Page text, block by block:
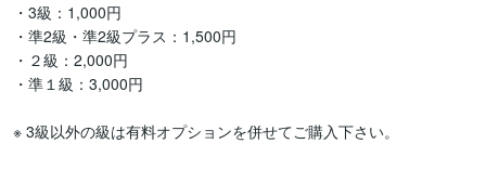
・3級：1,000円
・準2級・準2級プラス：1,500円
・２級：2,000円
・準１級：3,000円
※ 3級以外の級は有料オプションを併せてご購入下さい。